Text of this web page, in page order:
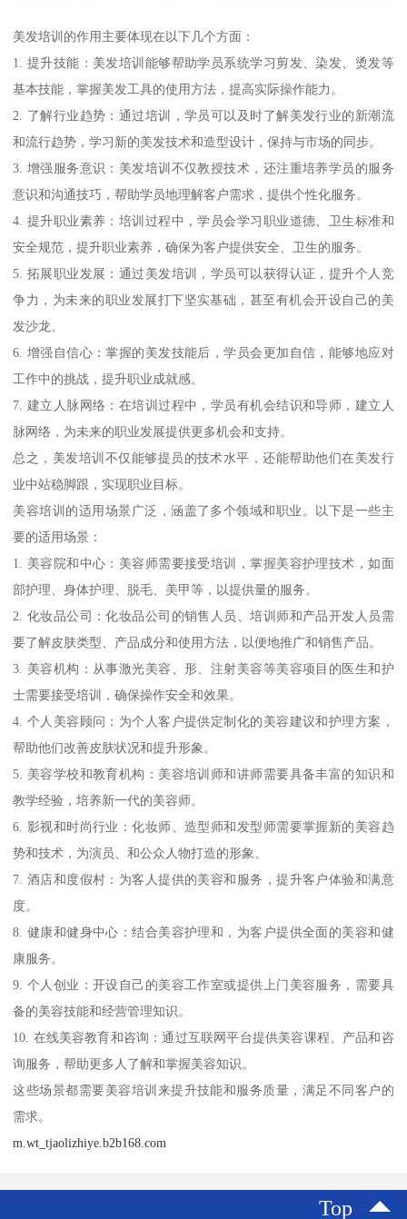
美发培训的作用主要体现在以下几个方面：
1. 提升技能：美发培训能够帮助学员系统学习剪发、染发、烫发等
基本技能，掌握美发工具的使用方法，提高实际操作能力。
2. 了解行业趋势：通过培训，学员可以及时了解美发行业的新潮流
和流行趋势，学习新的美发技术和造型设计，保持与市场的同步。
3. 增强服务意识：美发培训不仅教授技术，还注重培养学员的服务
意识和沟通技巧，帮助学员地理解客户需求，提供个性化服务。
4. 提升职业素养：培训过程中，学员会学习职业道德、卫生标准和
安全规范，提升职业素养，确保为客户提供安全、卫生的服务。
5. 拓展职业发展：通过美发培训，学员可以获得认证，提升个人竞
争力，为未来的职业发展打下坚实基础，甚至有机会开设自己的美
发沙龙。
6. 增强自信心：掌握的美发技能后，学员会更加自信，能够地应对
工作中的挑战，提升职业成就感。
7. 建立人脉网络：在培训过程中，学员有机会结识和导师，建立人
脉网络，为未来的职业发展提供更多机会和支持。
总之，美发培训不仅能够提员的技术水平，还能帮助他们在美发行
业中站稳脚跟，实现职业目标。
美容培训的适用场景广泛，涵盖了多个领域和职业。以下是一些主
要的适用场景：
1. 美容院和中心：美容师需要接受培训，掌握美容护理技术，如面
部护理、身体护理、脱毛、美甲等，以提供量的服务。
2. 化妆品公司：化妆品公司的销售人员、培训师和产品开发人员需
要了解皮肤类型、产品成分和使用方法，以便地推广和销售产品。
3. 美容机构：从事激光美容、形、注射美容等美容项目的医生和护
士需要接受培训，确保操作安全和效果。
4. 个人美容顾问：为个人客户提供定制化的美容建议和护理方案，
帮助他们改善皮肤状况和提升形象。
5. 美容学校和教育机构：美容培训师和讲师需要具备丰富的知识和
教学经验，培养新一代的美容师。
6. 影视和时尚行业：化妆师、造型师和发型师需要掌握新的美容趋
势和技术，为演员、和公众人物打造的形象。
7. 酒店和度假村：为客人提供的美容和服务，提升客户体验和满意
度。
8. 健康和健身中心：结合美容护理和，为客户提供全面的美容和健
康服务。
9. 个人创业：开设自己的美容工作室或提供上门美容服务，需要具
备的美容技能和经营管理知识。
10. 在线美容教育和咨询：通过互联网平台提供美容课程、产品和咨
询服务，帮助更多人了解和掌握美容知识。
这些场景都需要美容培训来提升技能和服务质量，满足不同客户的
需求。
m.wt_tjaolizhiye.b2b168.com
Top